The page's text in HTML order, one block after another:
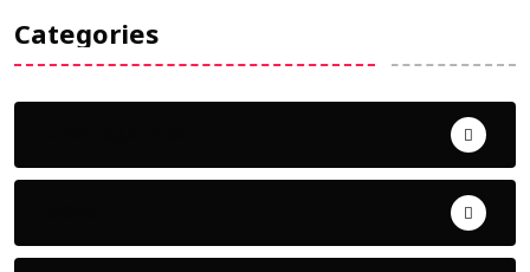
Categories